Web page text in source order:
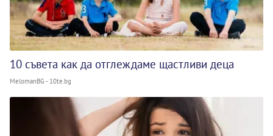
10 съвета как да отглеждаме щастливи деца
MelomanBG - 10te.bg